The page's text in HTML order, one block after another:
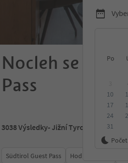
Po
10
17
24
31
Nocleh se
Pass
3038Výsledky- Jižní Tyrolsko
Südtirol Guest Pass Hodnocení